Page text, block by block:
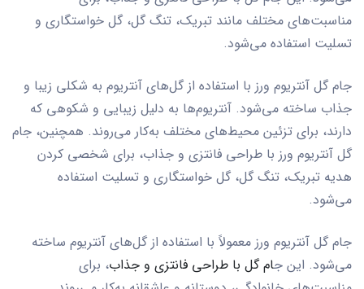
مناسبت‌های مختلف مانند تبریک، تنگ گل، گل خواستگاری و
تسلیت استفاده می‌شود.
جام گل آنتریوم ورز با استفاده از گل‌های آنتریوم به شکلی زیبا و
جذاب ساخته می‌شود. آنتریوم‌ها به دلیل زیبایی و شکوهی که
دارند، برای تزئین محیط‌های مختلف به‌کار می‌روند. همچنین، جام
گل آنتریوم ورز با طراحی فانتزی و جذاب، برای شخصی کردن
هدیه تبریک، تنگ گل، گل خواستگاری و تسلیت استفاده
می‌شود.
جام گل آنتریوم ورز معمولاً با استفاده از گل‌های آنتریوم ساخته
می‌شود. این جام گل با طراحی فانتزی و جذاب، برای